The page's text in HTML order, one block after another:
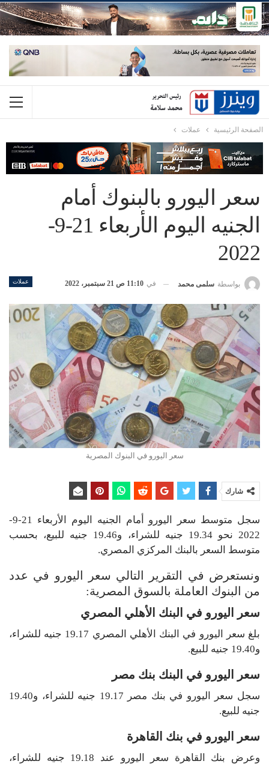
الصفحة الرئيسية عملات
سعر اليورو بالبنوك أمام
الجنيه اليوم الأربعاء 21-9-
2022
عملات بواسطة سلمى محمد في 11:10 ص 21 سبتمبر، 2022
سعر اليورو في البنوك المصرية
شارك
سجل متوسط سعر اليورو أمام الجنيه اليوم الأربعاء 21-9-
2022 نحو 19.34 جنيه للشراء، و19.46 جنيه للبيع، بحسب
متوسط السعر بالبنك المركزي المصري.
ونستعرض في التقرير التالي سعر اليورو في عدد
من البنوك العاملة بالسوق المصرية:
سعر اليورو في البنك الأهلي المصري
بلغ سعر اليورو في البنك الأهلي المصري 19.17 جنيه للشراء،
و19.40 جنيه للبيع.
سعر اليورو في البنك بنك مصر
سجل سعر اليورو في بنك مصر 19.17 جنيه للشراء، و19.40
جنيه للبيع.
سعر اليورو في بنك القاهرة
وعرض بنك القاهرة سعر اليورو عند 19.18 جنيه للشراء،